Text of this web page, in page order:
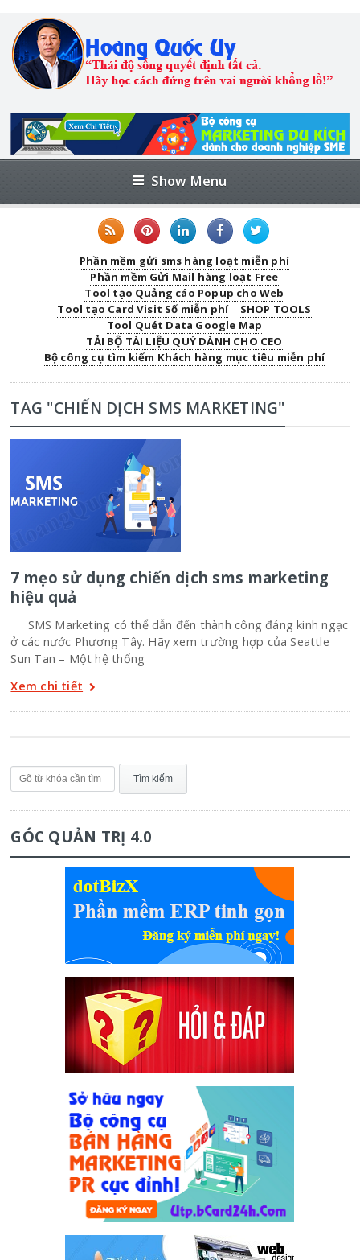
Show Menu
Phần mềm gửi sms hàng loạt miễn phí
Phần mềm Gửi Mail hàng loạt Free
Tool tạo Quảng cáo Popup cho Web
Tool tạo Card Visit Số miễn phí
SHOP TOOLS
Tool Quét Data Google Map
TẢI BỘ TÀI LIỆU QUÝ DÀNH CHO CEO
Bộ công cụ tìm kiếm Khách hàng mục tiêu miễn phí
TAG "CHIẾN DỊCH SMS MARKETING"
7 mẹo sử dụng chiến dịch sms marketing
hiệu quả
SMS Marketing có thể dẫn đến thành công đáng kinh ngạc
ở các nước Phương Tây. Hãy xem trường hợp của Seattle
Sun Tan – Một hệ thống
Xem chi tiết
GÓC QUẢN TRỊ 4.0